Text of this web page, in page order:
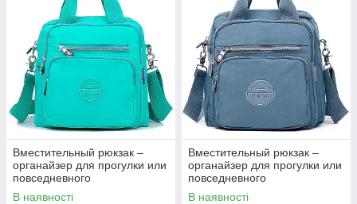
Вместительный рюкзак –
органайзер для прогулки или
повседневного
использования.
В наявності
Вместительный рюкзак –
органайзер для прогулки или
повседневного
использования.
В наявності